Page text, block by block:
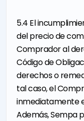
5.4 El
del precio de
Comprador al
Código de
derechos o
tal caso, el
inmediatamente
Además, Sempa